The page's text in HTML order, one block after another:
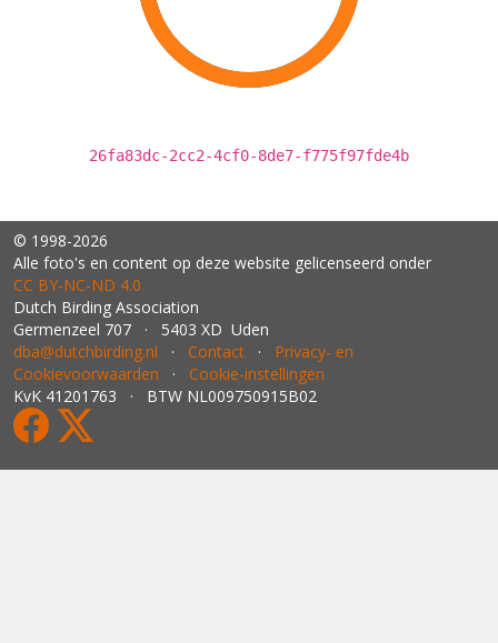
26fa83dc-2cc2-4cf0-8de7-f775f97fde4b
© 1998-2026
Alle foto's en content op deze website gelicenseerd onder
CC BY‑NC‑ND 4.0
Dutch Birding Association
Germenzeel 707 · 5403 XD Uden
dba@dutchbirding.nl · Contact · Privacy- en
Cookievoorwaarden · Cookie-instellingen
KvK 41201763 · BTW NL009750915B02